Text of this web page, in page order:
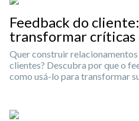
Feedback do
transformar
Quer construir
clientes? Descubra por que o
como usá-lo para transformar